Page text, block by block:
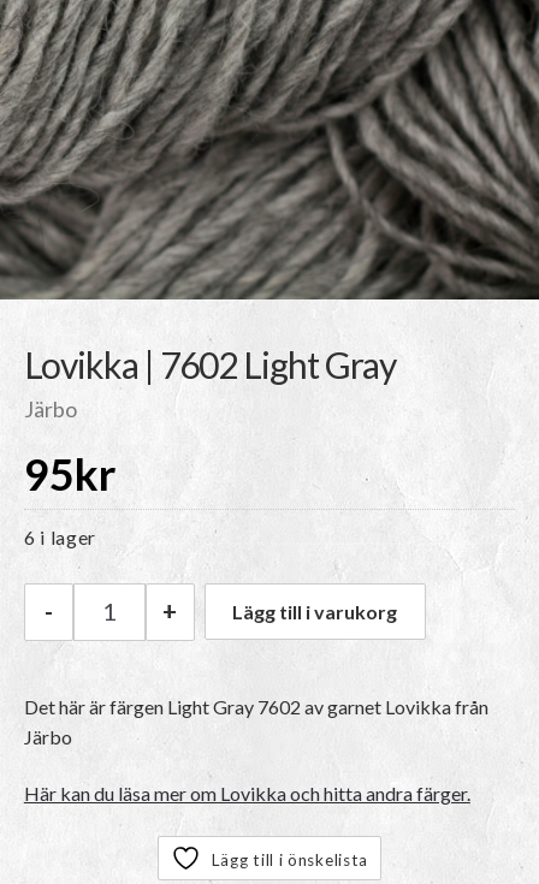
Lovikka | 7602 Light Gray
Järbo
95kr
6 i lager
Järbo Lovikka | 7602 Light Gray mängd
- + Lägg till i varukorg
Det här är färgen Light Gray 7602 av garnet Lovikkafrån
Järbo
Här kan du läsa mer om Lovikka och hitta andra färger.
Lägg till i önskelista